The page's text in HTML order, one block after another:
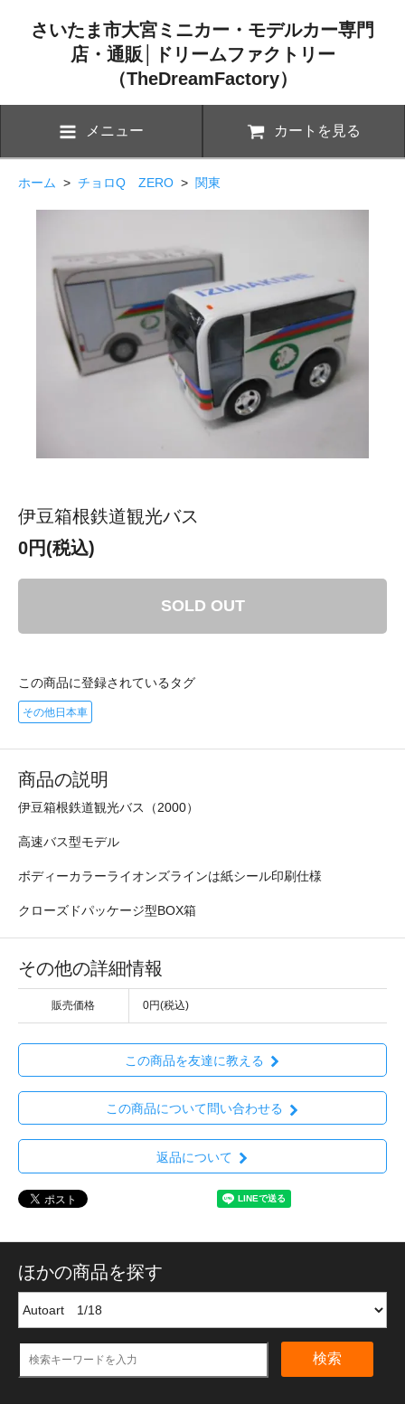
さいたま市大宮ミニカー・モデルカー専門
店・通販│ドリームファクトリー
（TheDreamFactory）
メニュー カートを見る
ホーム > チョロQ ZERO > 関東
伊豆箱根鉄道観光バス
0円(税込)
SOLD OUT
この商品に登録されているタグ
その他日本車
商品の説明
伊豆箱根鉄道観光バス（2000）
高速バス型モデル
ボディーカラーライオンズラインは紙シール印刷仕様
クローズドパッケージ型BOX箱
その他の詳細情報
販売価格 0円(税込)
この商品を友達に教える
この商品について問い合わせる
返品について
ほかの商品を探す
検索